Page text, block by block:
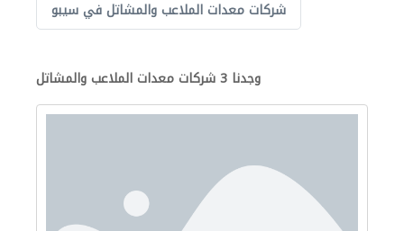
شركات معدات الملاعب والمشاتل في سيبو
وجدنا 3 شركات معدات الملاعب والمشاتل